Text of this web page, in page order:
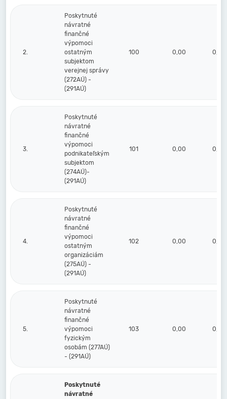
2.
Poskytnuté
návratné
finančné
výpomoci
ostatným
subjektom
verejnej správy
(272AÚ) -
(291AÚ)
100 0,00 0,00
3.
Poskytnuté
návratné
finančné
výpomoci
podnikateľským
subjektom
(274AÚ)-
(291AÚ)
101 0,00 0,00
4.
Poskytnuté
návratné
finančné
výpomoci
ostatným
organizáciám
(275AÚ) -
(291AÚ)
102 0,00 0,00
5.
Poskytnuté
návratné
finančné
výpomoci
fyzickým
osobám (277AÚ)
- (291AÚ)
103 0,00 0,00
Poskytnuté
návratné